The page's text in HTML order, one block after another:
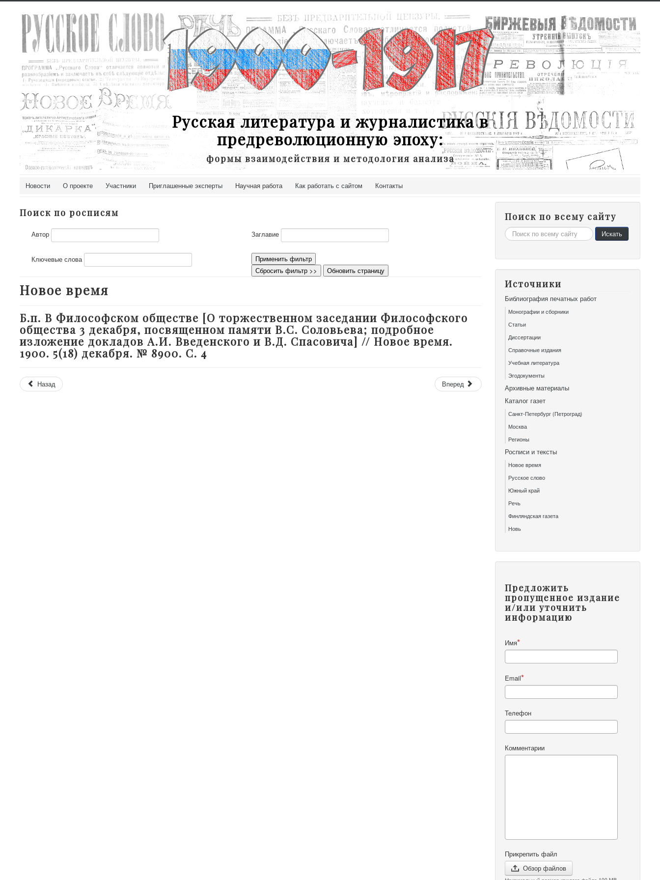
Русская литература и журналистика в
предреволюционную эпоху:
формы взаимодействия и методология анализа
Новости О проекте Участники Приглашенные эксперты Научная работа Как работать с сайтом Контакты
Поиск по росписям
Автор Заглавие
Ключевые слова
Применить фильтр
Сбросить фильтр >>
Обновить страницу
Новое время
Б.п. В Философском обществе [О торжественном заседании Философского
общества 3 декабря, посвященном памяти В.С. Соловьева; подробное
изложение докладов А.И. Введенского и В.Д. Спасовича] // Новое время.
1900. 5(18) декабря. № 8900. С. 4
Назад Вперед
Поиск по всему сайту
Искать... Искать
Источники
Библиография печатных работ
Монографии и сборники
Статьи
Диссертации
Справочные издания
Учебная литература
Эгодокументы
Архивные материалы
Каталог газет
Санкт-Петербург (Петроград)
Москва
Регионы
Росписи и тексты
Новое время
Русское слово
Южный край
Речь
Финляндская газета
Новь
Предложить
пропущенное издание
и/или уточнить
информацию
Имя
Email
Телефон
Комментарии
Прикрепить файл
Обзор файлов